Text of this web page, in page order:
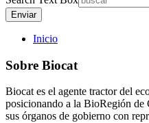
Inicio
Sobre Biocat
Biocat es el agente tractor del
posicionando a la BioRegión de
sus órganos de gobierno con